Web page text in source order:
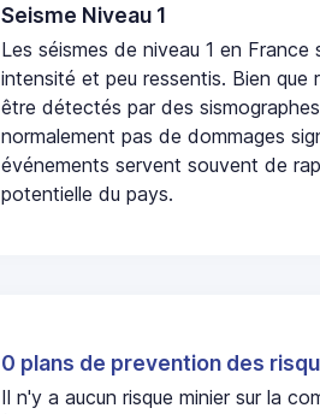
Seisme Niveau 1
Les séismes de niveau 1 en
intensité et peu ressentis. Bien que
être détectés par des
normalement pas de dommages
événements servent souvent de
potentielle du pays.
0 plans de prevention des
Il n'y a aucun risque minier sur la